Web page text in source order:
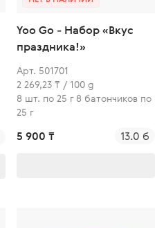
Yoo Go - Набор «Вкус
праздника!»
Арт. 501701
2 269,23 ₸ / 100 g
8 шт. по 25 г 8 батончиков по
25 г
5 900 ₸ 13.0 б